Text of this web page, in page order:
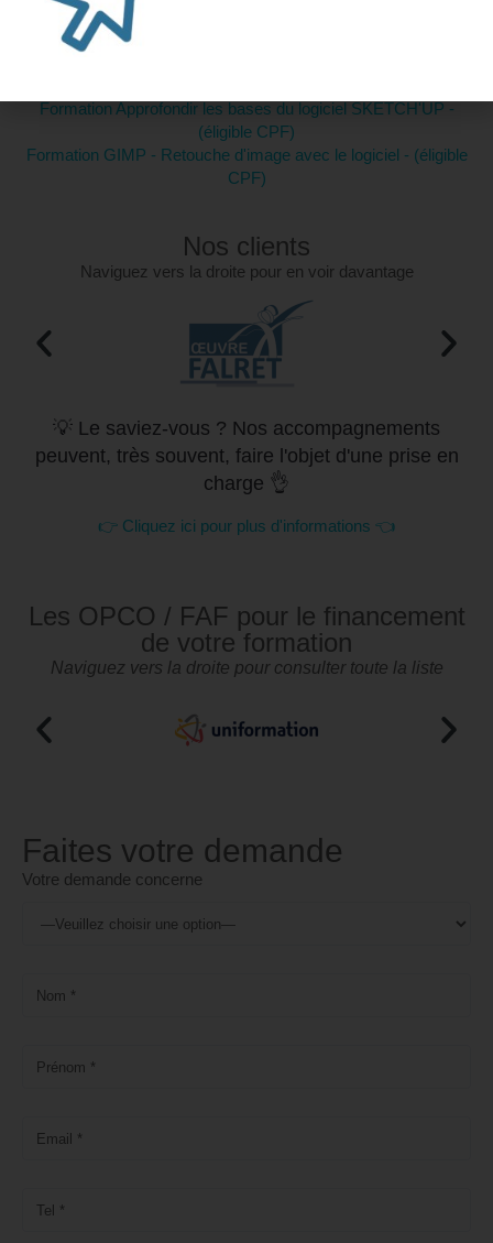
Formations similaires :
Formation Approfondir les bases du logiciel SKETCH'UP -
(éligible CPF)
Formation GIMP - Retouche d'image avec le logiciel - (éligible
CPF)
Nos clients
Naviguez vers la droite pour en voir davantage
💡 Le saviez-vous ? Nos accompagnements
peuvent, très souvent, faire l'objet d'une prise en
charge 👌
👉 Cliquez ici pour plus d'informations 👈
Les OPCO / FAF pour le financement
de votre formation
Naviguez vers la droite pour consulter toute la liste
Faites votre demande
Votre demande concerne